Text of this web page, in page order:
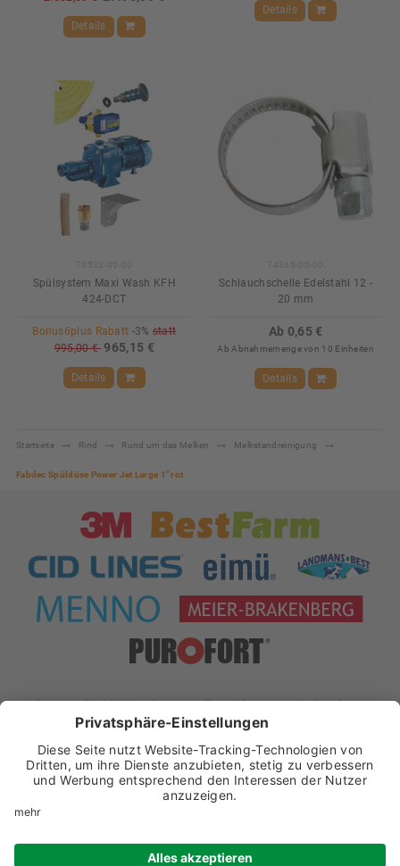
Details
Details
Spülsystem Maxi Wash KFH
424-DCT
Bonus6plus Rabatt -3% statt
995,00 € 965,15 €
Details
Schlauchschelle Edelstahl 12 -
20 mm
Ab 0,65 €
Ab Abnahmemenge von 10 Einheiten
Details
Startseite Rind Rund um das Melken Melkstandreinigung
Fabdec Spüldüse Power Jet Large 1" rot
xt:Commerce 5.1.4 © 2019 xt:Commerce| Theme & Development byTeam Progress
Impressum
Datenschutz
Widerrufsbelehrung